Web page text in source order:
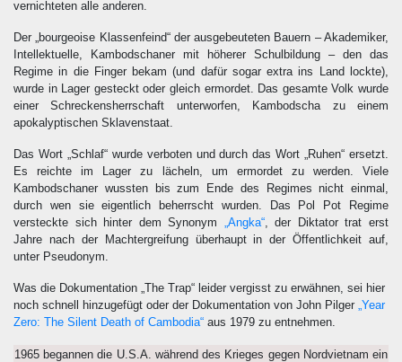
vernichteten alle anderen.
Der „bourgeoise Klassenfeind“ der ausgebeuteten Bauern – Akademiker,
Intellektuelle, Kambodschaner mit höherer Schulbildung – den das
Regime in die Finger bekam (und dafür sogar extra ins Land lockte),
wurde in Lager gesteckt oder gleich ermordet. Das gesamte Volk wurde
einer Schreckensherrschaft unterworfen, Kambodscha zu einem
apokalyptischen Sklavenstaat.
Das Wort „Schlaf“ wurde verboten und durch das Wort „Ruhen“ ersetzt.
Es reichte im Lager zu lächeln, um ermordet zu werden. Viele
Kambodschaner wussten bis zum Ende des Regimes nicht einmal,
durch wen sie eigentlich beherrscht wurden. Das Pol Pot Regime
versteckte sich hinter dem Synonym „Angka“, der Diktator trat erst
Jahre nach der Machtergreifung überhaupt in der Öffentlichkeit auf,
unter Pseudonym.
Was die Dokumentation „The Trap“ leider vergisst zu erwähnen, sei hier
noch schnell hinzugefügt oder der Dokumentation von John Pilger „Year
Zero: The Silent Death of Cambodia“ aus 1979 zu entnehmen.
1965 begannen die U.S.A. während des Krieges gegen Nordvietnam ein